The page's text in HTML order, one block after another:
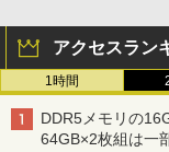
アクセスラン
1時間
DDR5メモリの
64GB×2枚組は一